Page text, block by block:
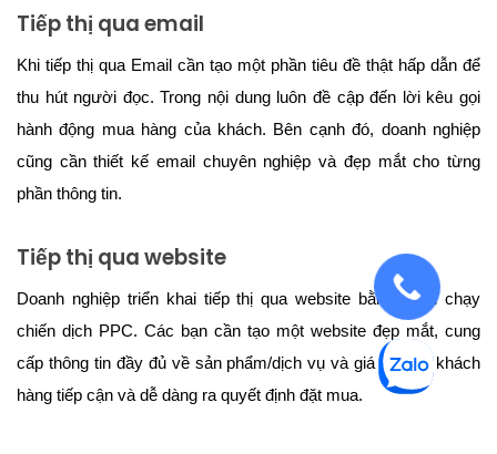
Tiếp thị qua email
Khi tiếp thị qua Email cần tạo một phần tiêu đề thật hấp dẫn để
thu hút người đọc. Trong nội dung luôn đề cập đến lời kêu gọi
hành động mua hàng của khách. Bên cạnh đó, doanh nghiệp
cũng cần thiết kế email chuyên nghiệp và đẹp mắt cho từng
phần thông tin.
Tiếp thị qua website
Doanh nghiệp triển khai tiếp thị qua website bằng cách chạy
chiến dịch PPC. Các bạn cần tạo một website đẹp mắt, cung
cấp thông tin đầy đủ về sản phẩm/dịch vụ và giá bán để khách
hàng tiếp cận và dễ dàng ra quyết định đặt mua.